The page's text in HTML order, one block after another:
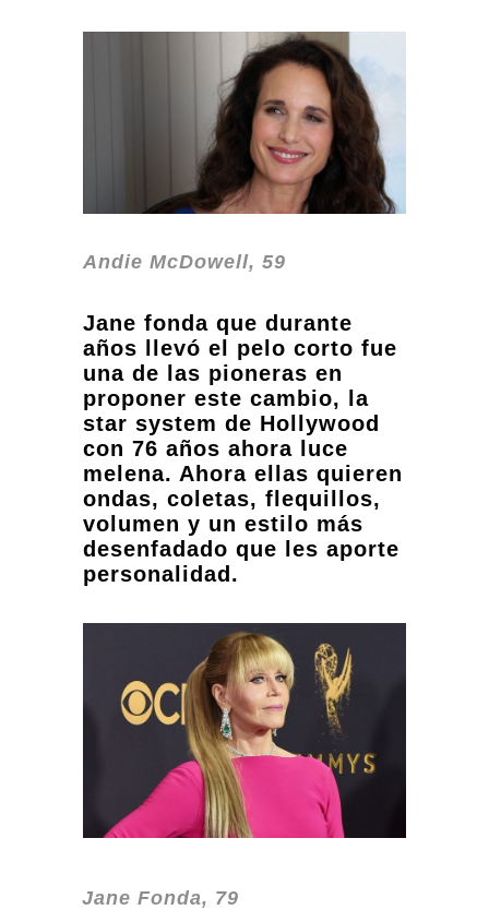
Andie McDowell, 59
Jane fonda que durante
años llevó el pelo corto fue
una de las pioneras en
proponer este cambio, la
star system de Hollywood
con 76 años ahora luce
melena. Ahora ellas quieren
ondas, coletas, flequillos,
volumen y un estilo más
desenfadado que les aporte
personalidad.
Jane Fonda, 79